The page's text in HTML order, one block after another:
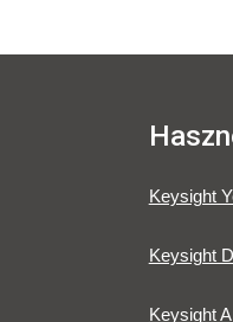
Keysight
Keysight
Keysight